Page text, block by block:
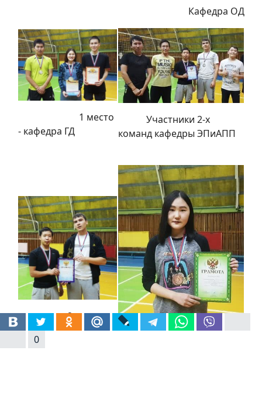
Кафедра ОД
1 место
- кафедра ГД
Участники 2-х
команд кафедры ЭПиАПП
2 место -
кафедра ЭПиАПП
3 место - кафедра
0